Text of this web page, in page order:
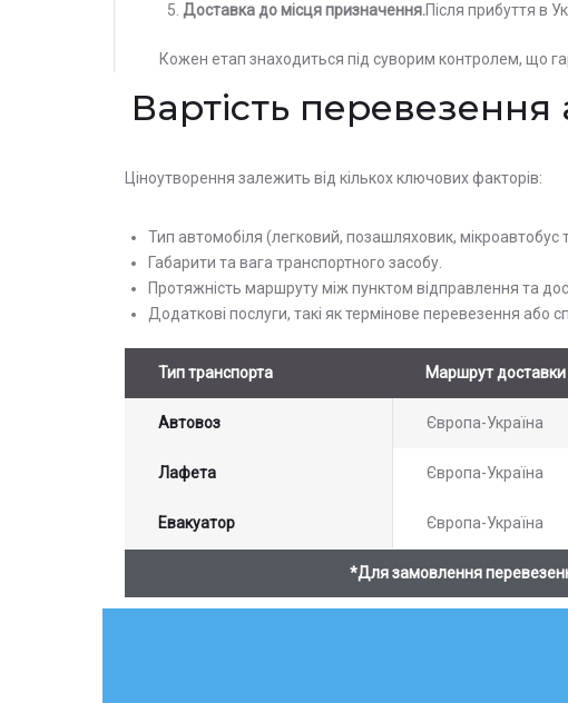
Доставка до місця призначення.Після прибуття в
Кожен етап знаходиться під суворим контролем, що
Вартість перевезення
Ціноутворення залежить від кількох ключових факторів:
Тип автомобіля (легковий, позашляховик, мікроавтобус
Габарити та вага транспортного засобу.
Протяжність маршруту між пунктом відправлення та
Додаткові послуги, такі як термінове перевезення або
Тип транспорта Маршрут доставки
Автовоз Європа-Україна
Лафета Європа-Україна
Евакуатор Європа-Україна
*Для замовлення